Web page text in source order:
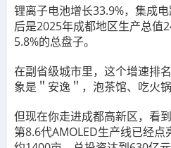
锂离子电池增长33.9%，集成
后是2025年成都地区生产总值
5.8%的总盘子。
在副省级城市里，这个增速排
象是＂安逸＂，泡茶馆、吃火
但现在你走进成都高新区，看
第8.6代AMOLED生产线已经